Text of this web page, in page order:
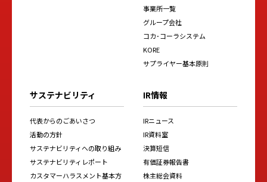
事業所一覧
グループ会社
コカ･コーラシステム
KORE
サプライヤー基本原則
サステナビリティ
代表からのごあいさつ
活動の方針
サステナビリティへの取り組み
サステナビリティレポート
カスタマーハラスメント基本方
IR情報
IRニュース
IR資料室
決算短信
有価証券報告書
株主総会資料